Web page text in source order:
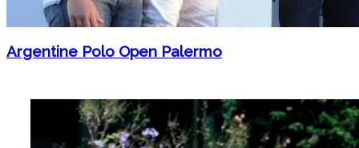
Argentine Polo Open Palermo